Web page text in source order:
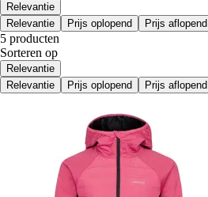
Relevantie
Relevantie
Prijs oplopend Prijs aflopend
5 producten
Sorteren op
Relevantie
Relevantie
Prijs oplopend Prijs aflopend